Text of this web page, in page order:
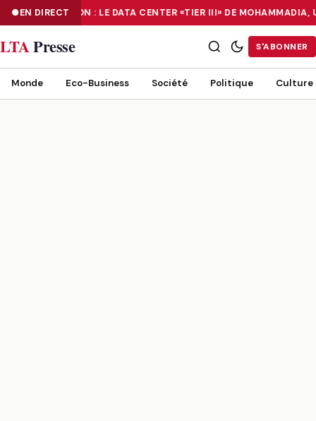
EN DIRECT
NUMÉRISATION : LE DATA CENTER «TIER III» DE MOHAMMADIA,
NUMÉRISATION : LE DATA CENTER «TIER III» DE MOHAMMADIA, UN
LTAPresse S'ABONNER
Monde Eco-Business Société Politique Culture